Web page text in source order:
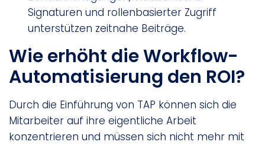
Signaturen und rollenbasierter Zugriff
unterstützen zeitnahe Beiträge.
Wie erhöht die Workflow-
Automatisierung den ROI?
Durch die Einführung von TAP können sich die
Mitarbeiter auf ihre eigentliche Arbeit
konzentrieren und müssen sich nicht mehr mit